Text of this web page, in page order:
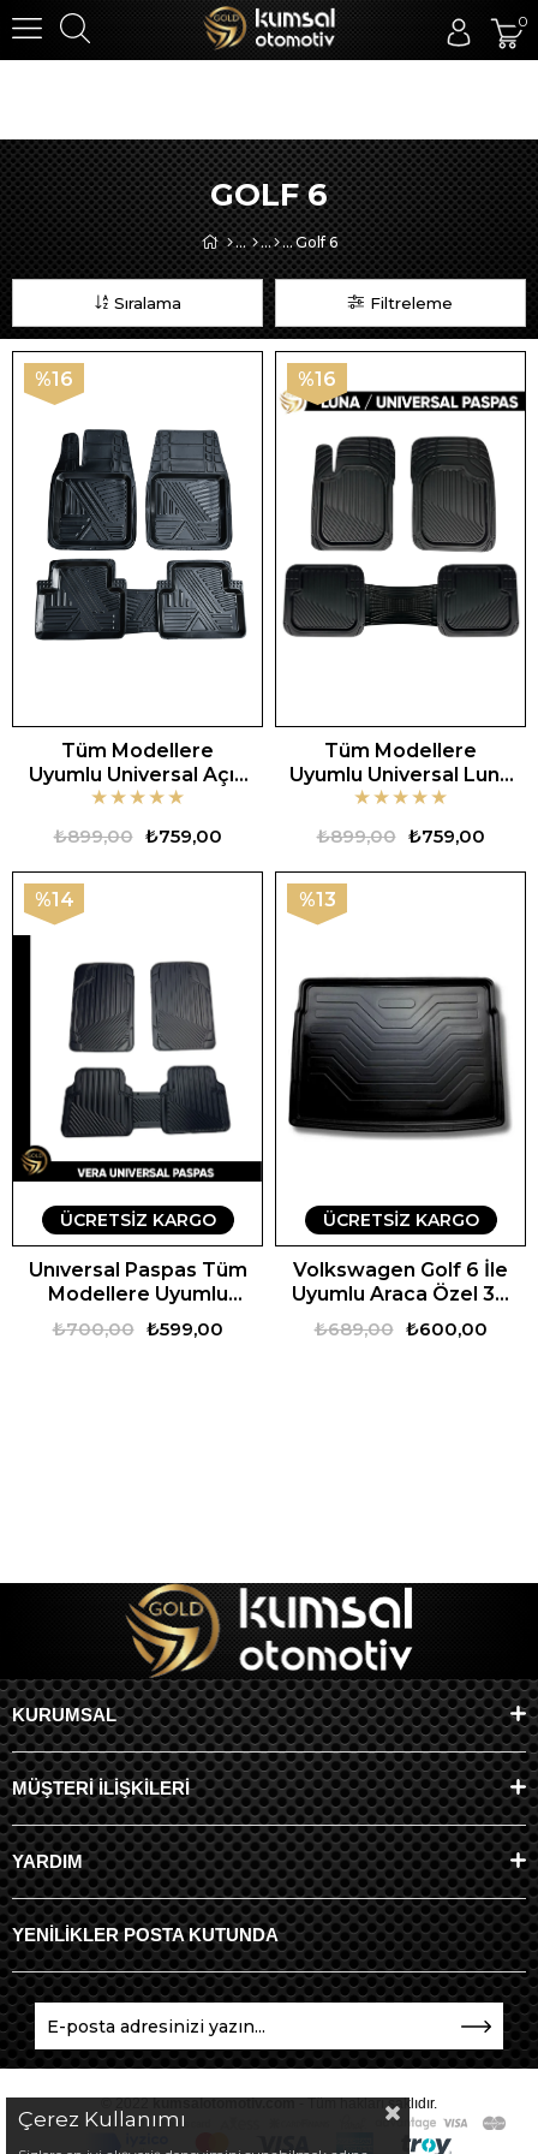
0
GOLF 6
Golf 6
Filtreleme
Sıralama
Tüm Modellere
Uyumlu Universal Açık
Zebra Oto Paspas
★★★★★
₺759,00
₺899,00
%16
Tüm Modellere
Uyumlu Universal Luna
Oto Paspas
★★★★★
₺759,00
₺899,00
%16
Unıversal Paspas Tüm
Modellere Uyumlu
Universal Vera Oto
Paspas
₺599,00
₺700,00
%14
ÜCRETSIZ KARGO
Volkswagen Golf 6 İle
Uyumlu Araca Özel 3D
Bagaj Havuzu
₺600,00
₺689,00
%13
ÜCRETSIZ KARGO
KURUMSAL
MÜŞTERİ İLİŞKİLERİ
YARDIM
YENİLİKLER POSTA KUTUNDA
- Tüm hakları saklıdır.
Çerez Kullanımı